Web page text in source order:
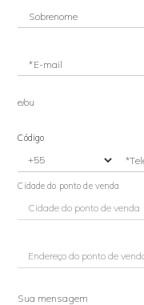
Sobrenome
*E-mail
e/ou
Código
Cidade do ponto de venda
Sua mensagem